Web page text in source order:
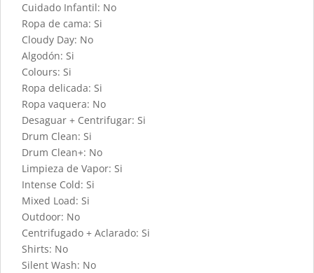
Cuidado Infantil: No
Ropa de cama: Si
Cloudy Day: No
Algodón: Si
Colours: Si
Ropa delicada: Si
Ropa vaquera: No
Desaguar + Centrifugar: Si
Drum Clean: Si
Drum Clean+: No
Limpieza de Vapor: Si
Intense Cold: Si
Mixed Load: Si
Outdoor: No
Centrifugado + Aclarado: Si
Shirts: No
Silent Wash: No